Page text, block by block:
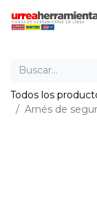
Todos los
Arnés de